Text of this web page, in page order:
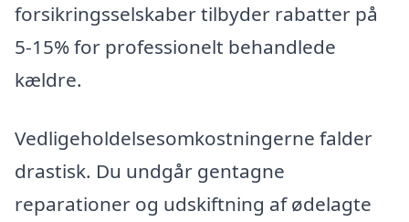
forsikringsselskaber tilbyder rabatter på
5-15% for professionelt behandlede
kældre.
Vedligeholdelsesomkostningerne falder
drastisk. Du undgår gentagne
reparationer og udskiftning af ødelagte